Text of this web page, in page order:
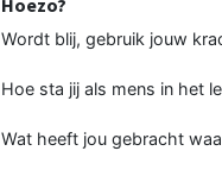
Wordt blij, gebruik jouw
Hoe sta jij als mens in het
Wat heeft jou gebracht